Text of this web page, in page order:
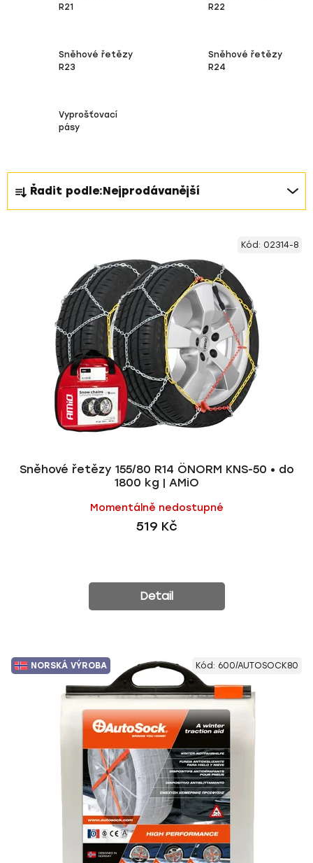
R21
R22
Sněhové řetězy
R23
Sněhové řetězy
R24
Vyprošťovací
pásy
Ř
a
z
Řadit podle:Nejprodávanější
Sněhové řetězy 155/80 R14 ÖNORM KNS-50 • do
1800 kg | AMiO
Momentálně nedostupné
519 Kč
Detail
Kód: 02314-8
NORSKÁ VÝROBA Kód: 600/AUTOSOCK80